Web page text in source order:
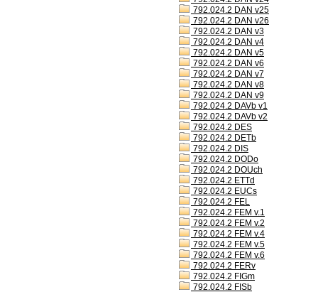
792.024.2 DAN v25
792.024.2 DAN v26
792.024.2 DAN v3
792.024.2 DAN v4
792.024.2 DAN v5
792.024.2 DAN v6
792.024.2 DAN v7
792.024.2 DAN v8
792.024.2 DAN v9
792.024.2 DAVb v1
792.024.2 DAVb v2
792.024.2 DES
792.024.2 DETb
792.024.2 DIS
792.024.2 DODo
792.024.2 DOUch
792.024.2 ETTd
792.024.2 EUCs
792.024.2 FEL
792.024.2 FEM v.1
792.024.2 FEM v.2
792.024.2 FEM v.4
792.024.2 FEM v.5
792.024.2 FEM v.6
792.024.2 FERv
792.024.2 FIGm
792.024.2 FISb